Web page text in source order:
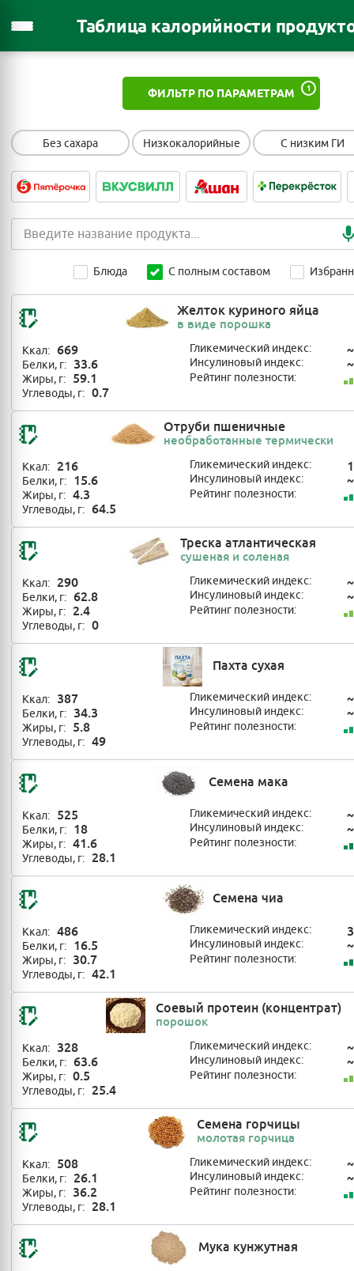
Таблица калорийности
1
ФИЛЬТР ПО ПАРАМЕТРАМ
Без сахара Низкокалорийные С низким ГИ
Блюда С полным составом
Желток куриного яйца
в виде порошка
Ккал: 669
Белки, г: 33.6
Жиры, г: 59.1
Углеводы, г: 0.7
Гликемический индекс: ~
Инсулиновый индекс: ~
Рейтинг полезности:
Отруби пшеничные
необработанные термически
Ккал: 216
Белки, г: 15.6
Жиры, г: 4.3
Углеводы, г: 64.5
Гликемический индекс:
Инсулиновый индекс: ~
Рейтинг полезности:
Треска атлантическая
сушеная и соленая
Ккал: 290
Белки, г: 62.8
Жиры, г: 2.4
Углеводы, г: 0
Гликемический индекс: ~
Инсулиновый индекс: ~
Рейтинг полезности:
Пахта сухая
Ккал: 387
Белки, г: 34.3
Жиры, г: 5.8
Углеводы, г: 49
Гликемический индекс: ~
Инсулиновый индекс: ~
Рейтинг полезности:
Семена мака
Ккал: 525
Белки, г: 18
Жиры, г: 41.6
Углеводы, г: 28.1
Гликемический индекс: ~
Инсулиновый индекс: ~
Рейтинг полезности:
Семена чиа
Ккал: 486
Белки, г: 16.5
Жиры, г: 30.7
Углеводы, г: 42.1
Гликемический индекс:
Инсулиновый индекс: ~
Рейтинг полезности:
Соевый протеин (концентрат)
порошок
Ккал: 328
Белки, г: 63.6
Жиры, г: 0.5
Углеводы, г: 25.4
Гликемический индекс: ~
Инсулиновый индекс: ~
Рейтинг полезности:
Семена горчицы
молотая горчица
Ккал: 508
Белки, г: 26.1
Жиры, г: 36.2
Углеводы, г: 28.1
Гликемический индекс: ~
Инсулиновый индекс: ~
Рейтинг полезности:
Мука кунжутная